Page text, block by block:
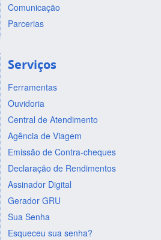
Comunicação
Parcerias
Serviços
Ferramentas
Ouvidoria
Central de Atendimento
Agência de Viagem
Emissão de Contra-cheques
Declaração de Rendimentos
Assinador Digital
Gerador GRU
Sua Senha
Esqueceu sua senha?